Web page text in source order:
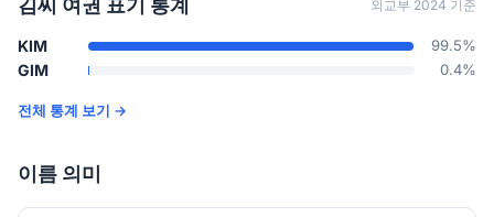
외교부 2024 기준
KIM 99.5%
GIM 0.4%
전체 통계 보기 →
이름 의미